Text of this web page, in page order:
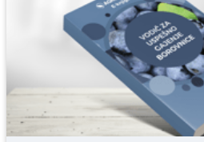
Komentar* obavezno